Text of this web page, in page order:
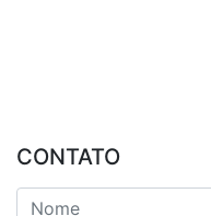
CONTATO